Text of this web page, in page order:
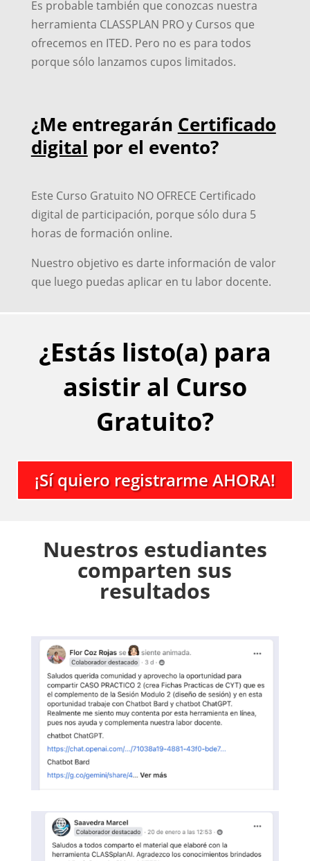
Es probable también que conozcas nuestra
herramienta CLASSPLAN PRO y Cursos que
ofrecemos en ITED. Pero no es para todos
porque sólo lanzamos cupos limitados.
¿Me entregarán Certificado
digital por el evento?
Este Curso Gratuito NO OFRECE Certificado
digital de participación, porque sólo dura 5
horas de formación online.
Nuestro objetivo es darte información de valor
que luego puedas aplicar en tu labor docente.
¿Estás listo(a) para
asistir al Curso
Gratuito?
¡Sí quiero registrarme AHORA!
Nuestros estudiantes
comparten sus
resultados